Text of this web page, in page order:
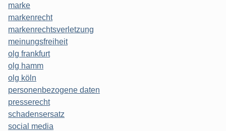
marke
markenrecht
markenrechtsverletzung
meinungsfreiheit
olg frankfurt
olg hamm
olg köln
personenbezogene daten
presserecht
schadensersatz
social media